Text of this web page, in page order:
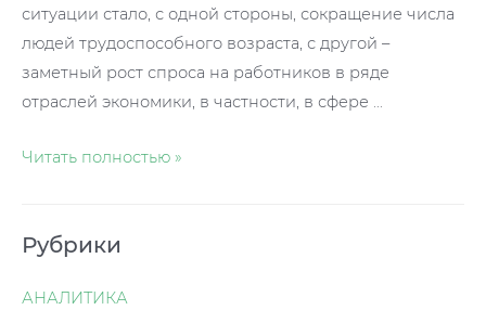
ситуации стало, с одной стороны, сокращение числа
людей трудоспособного возраста, с другой –
заметный рост спроса на работников в ряде
отраслей экономики, в частности, в сфере …
Рынок
Читать полностью »
Рубрики
АНАЛИТИКА